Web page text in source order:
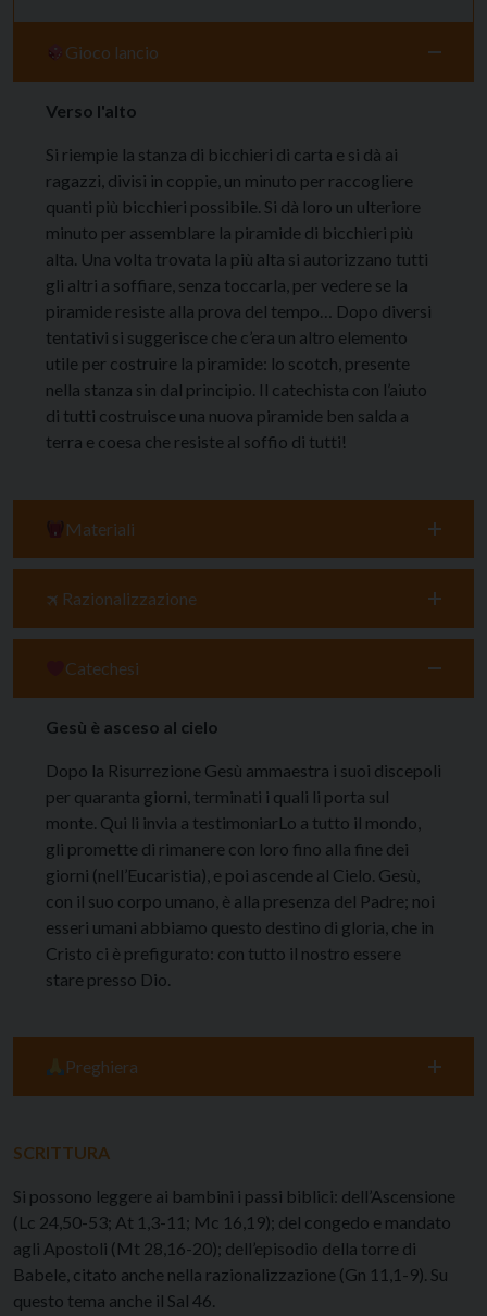
Gioco lancio
Verso l'alto
Si riempie la stanza di bicchieri di carta e si dà ai
ragazzi, divisi in coppie, un minuto per raccogliere
quanti più bicchieri possibile. Si dà loro un ulteriore
minuto per assemblare la piramide di bicchieri più
alta. Una volta trovata la più alta si autorizzano tutti
gli altri a soffiare, senza toccarla, per vedere se la
piramide resiste alla prova del tempo… Dopo diversi
tentativi si suggerisce che c’era un altro elemento
utile per costruire la piramide: lo scotch, presente
nella stanza sin dal principio. Il catechista con l’aiuto
di tutti costruisce una nuova piramide ben salda a
terra e coesa che resiste al soffio di tutti!
Materiali
🛪 Razionalizzazione
Catechesi
Gesù è asceso al cielo
Dopo la Risurrezione Gesù ammaestra i suoi discepoli
per quaranta giorni, terminati i quali li porta sul
monte. Qui li invia a testimoniarLo a tutto il mondo,
gli promette di rimanere con loro fino alla fine dei
giorni (nell’Eucaristia), e poi ascende al Cielo. Gesù,
con il suo corpo umano, è alla presenza del Padre; noi
esseri umani abbiamo questo destino di gloria, che in
Cristo ci è prefigurato: con tutto il nostro essere
stare presso Dio.
Preghiera
SCRITTURA
Si possono leggere ai bambini i passi biblici: dell’Ascensione
(Lc 24,50-53; At 1,3-11; Mc 16,19); del congedo e mandato
agli Apostoli (Mt 28,16-20); dell’episodio della torre di
Babele, citato anche nella razionalizzazione (Gn 11,1-9). Su
questo tema anche il Sal 46.